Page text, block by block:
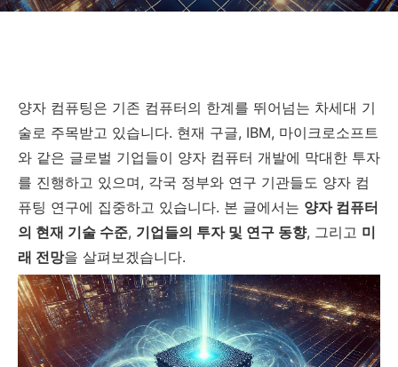
양자 컴퓨팅은 기존 컴퓨터의 한계를 뛰어넘는 차세대 기
술로 주목받고 있습니다. 현재 구글, IBM, 마이크로소프트
와 같은 글로벌 기업들이 양자 컴퓨터 개발에 막대한 투자
를 진행하고 있으며, 각국 정부와 연구 기관들도 양자 컴
퓨팅 연구에 집중하고 있습니다. 본 글에서는 양자 컴퓨터
의 현재 기술 수준, 기업들의 투자 및 연구 동향, 그리고 미
래 전망을 살펴보겠습니다.